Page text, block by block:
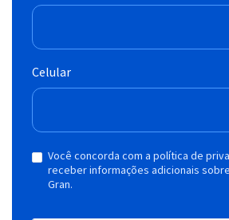
Celular
Você concorda com a política de
receber informações adicionais
Gran.